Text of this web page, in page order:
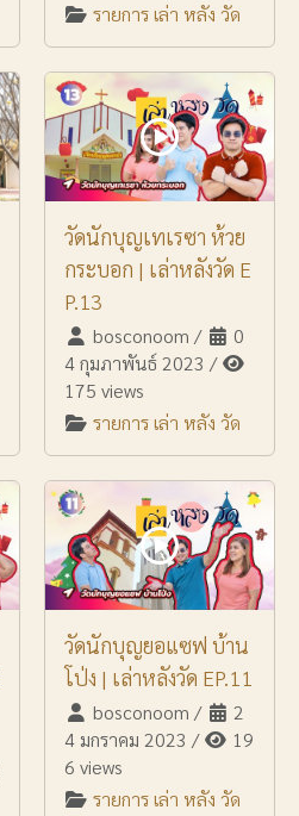
รายการ เล่า หลัง วัด
วัดนักบุญเทเรซา ห้วย
กระบอก | เล่าหลังวัด E
P.13
bosconoom /
0
4 กุมภาพันธ์ 2023 /
175 views
รายการ เล่า หลัง วัด
วัดนักบุญยอแซฟ บ้าน
โป่ง | เล่าหลังวัด EP.11
bosconoom /
2
4 มกราคม 2023 /
19
6 views
รายการ เล่า หลัง วัด